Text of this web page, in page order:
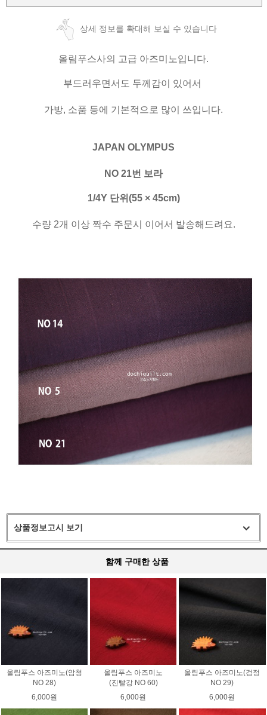
상세 정보를 확대해 보실 수 있습니다
올림푸스사의 고급 아즈미노입니다.
부드러우면서도 두께감이 있어서
가방, 소품 등에 기본적으로 많이 쓰입니다.
JAPAN OLYMPUS
NO 21번 보라
1/4Y 단위(55 × 45cm)
수량 2개 이상 짝수 주문시 이어서 발송해드려요.
상품정보고시 보기
함께 구매한 상품
올림푸스 아즈미노(암청
NO 28)
6,000원
올림푸스 아즈미노
(진빨강 NO 60)
6,000원
올림푸스 아즈미노(검정
NO 29)
6,000원